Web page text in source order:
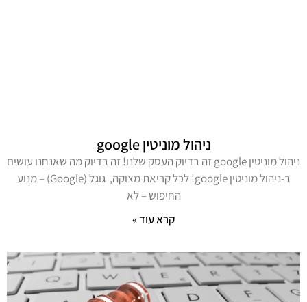
ניהול מוניטין google
ניהול מוניטין google זה בדיוק העסק שלנו! זה בדיוק מה שאנחנו עושים
ב-ניהול מוניטין google! לכל קריאת מצוקה, גוגל (Google) – מנוע
החיפוש – לא
קרא עוד »